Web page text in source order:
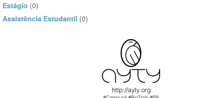
Estágio (0)
Assistência Estudantil (0)